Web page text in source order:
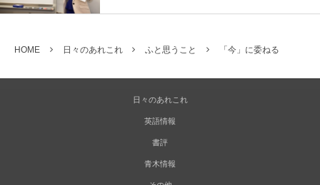
HOME 日々のあれこれ ふと思うこと 「今」に委ねる
日々のあれこれ
英語情報
書評
青木情報